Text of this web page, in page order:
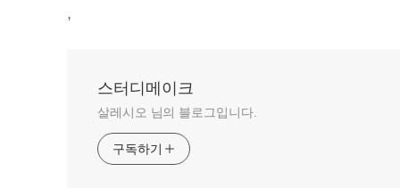
,
스터디메이크
살레시오 님의 블로그입니다.
구독하기